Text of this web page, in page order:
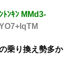
ﾝｷﾝ MMd3-
乗り換え勢多か